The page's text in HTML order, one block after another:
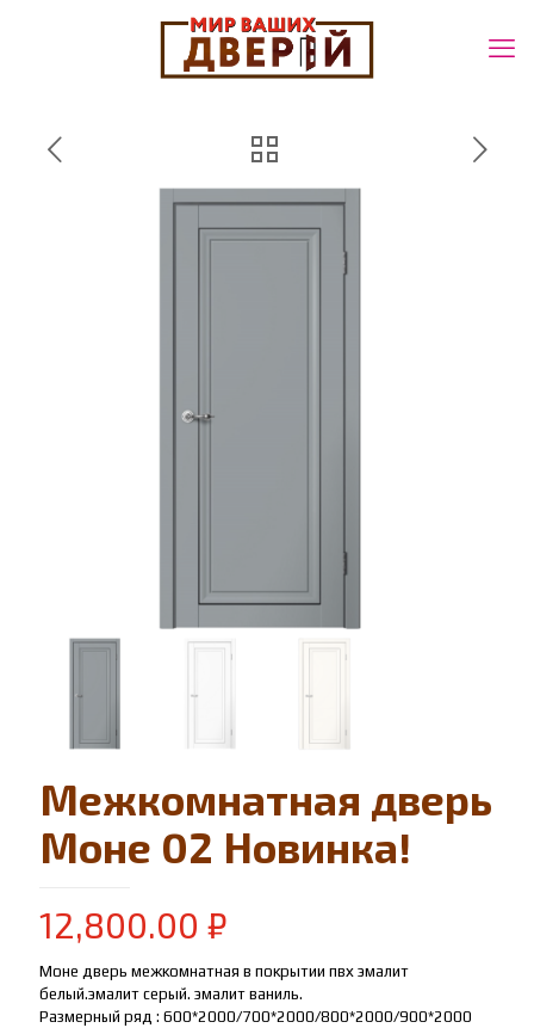
Межкомнатная дверь
Моне 02 Новинка!
12,800.00 ₽
Моне дверь межкомнатная в покрытии пвх эмалит
белый.эмалит серый. эмалит ваниль.
Размерный ряд : 600*2000/700*2000/800*2000/900*2000